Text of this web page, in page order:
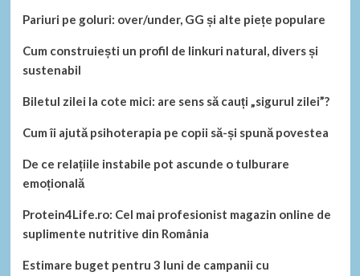
Pariuri pe goluri: over/under, GG și alte piețe populare
Cum construiești un profil de linkuri natural, divers și
sustenabil
Biletul zilei la cote mici: are sens să cauți „sigurul zilei”?
Cum îi ajută psihoterapia pe copii să-și spună povestea
De ce relațiile instabile pot ascunde o tulburare
emoțională
Protein4Life.ro: Cel mai profesionist magazin online de
suplimente nutritive din România
Estimare buget pentru 3 luni de campanii cu